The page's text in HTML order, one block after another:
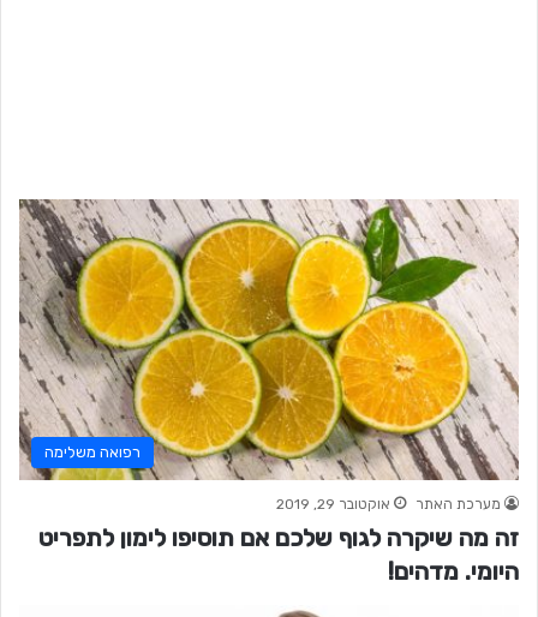
רפואה משלימה
מערכת האתר אוקטובר 29, 2019
זה מה שיקרה לגוף שלכם אם תוסיפו לימון לתפריט
היומי. מדהים!